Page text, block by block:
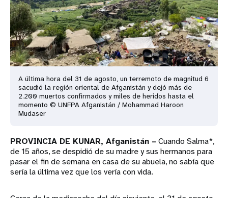
A última hora del 31 de agosto, un terremoto de magnitud 6
sacudió la región oriental de Afganistán y dejó más de
2.200 muertos confirmados y miles de heridos hasta el
momento © UNFPA Afganistán / Mohammad Haroon
Mudaser
PROVINCIA DE KUNAR, Afganistán – Cuando Salma*,
de 15 años, se despidió de su madre y sus hermanos para
pasar el fin de semana en casa de su abuela, no sabía que
sería la última vez que los vería con vida.